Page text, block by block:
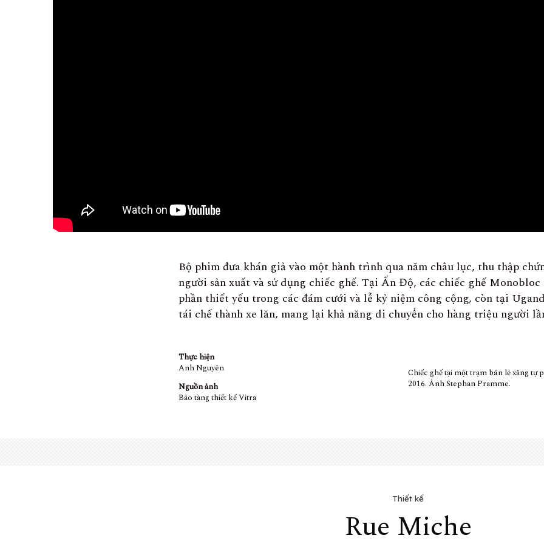
Bộ phim đưa khán giả vào một hành trình qua năm châu lục, thu thập
người sản xuất và sử dụng chiếc ghế. Tại Ấn Độ, các chiếc ghế
phần thiết yếu trong các đám cưới và lễ kỷ niệm công cộng, còn tại
tái chế thành xe lăn, mang lại khả năng di chuyển cho hàng triệu người
Thực hiện
Anh Nguyên
Nguồn ảnh
Bảo tàng thiết kế Vitra
Chiếc ghế tại một trạm bán lẻ xăng tự
2016. Ảnh Stephan Pramme.
Thiết kế
Rue Miche